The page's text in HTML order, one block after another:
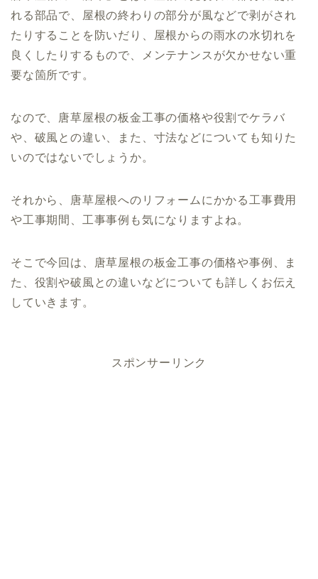
れる部品で、屋根の終わりの部分が風などで剥がされ
たりすることを防いだり、屋根からの雨水の水切れを
良くしたりするもので、メンテナンスが欠かせない重
要な箇所です。
なので、唐草屋根の板金工事の価格や役割でケラバ
や、破風との違い、また、寸法などについても知りた
いのではないでしょうか。
それから、唐草屋根へのリフォームにかかる工事費用
や工事期間、工事事例も気になりますよね。
そこで今回は、唐草屋根の板金工事の価格や事例、ま
た、役割や破風との違いなどについても詳しくお伝え
していきます。
スポンサーリンク